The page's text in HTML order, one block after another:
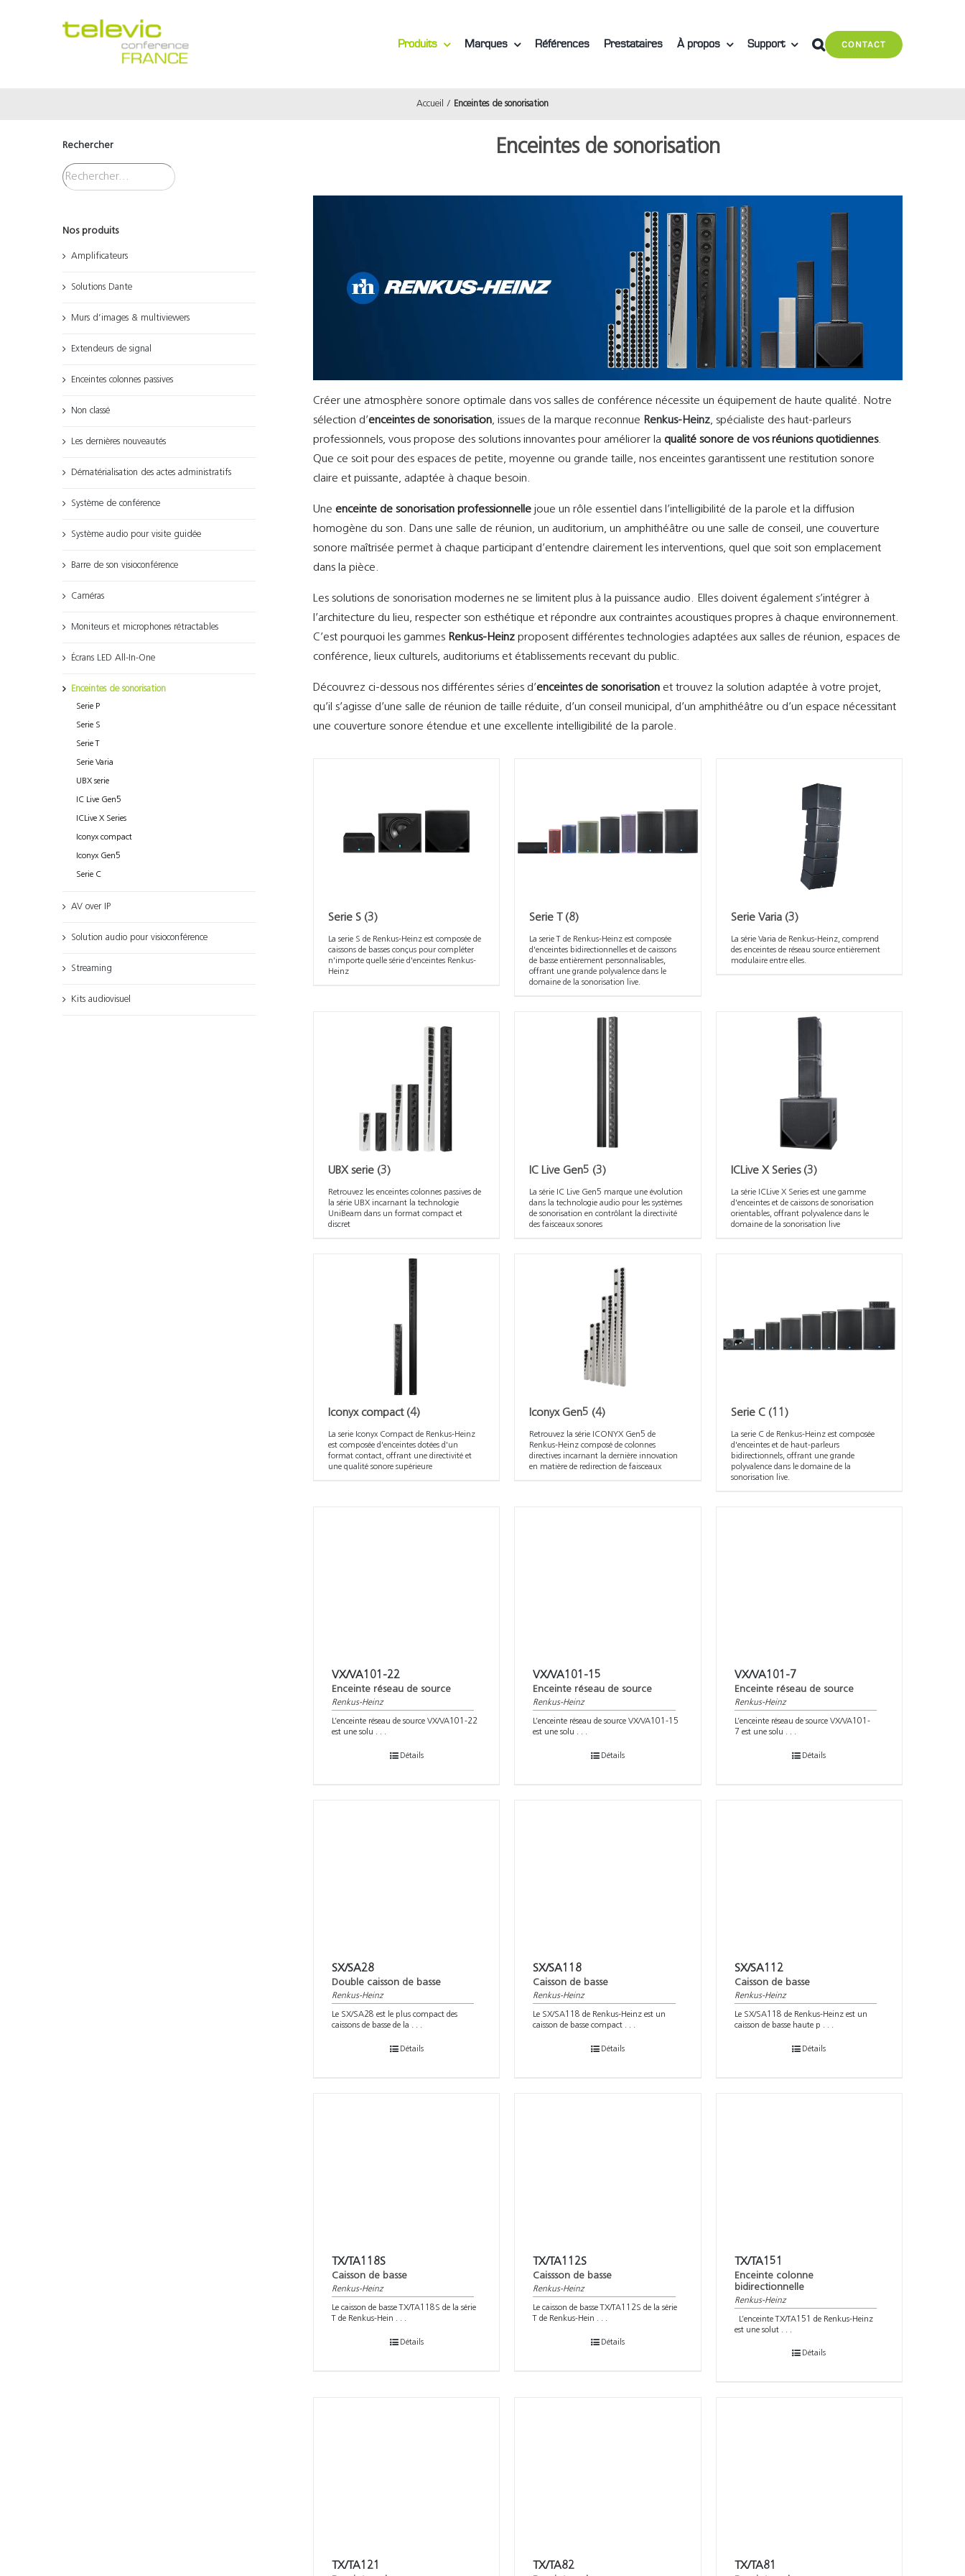
Produits Marques Références Prestataires À propos Support CONTACT
Accueil Enceintes de sonorisation
Enceintes de sonorisation
Créer une atmosphère sonore optimale dans vos salles de conférence nécessite un équipement de haute qualité. Notre
sélection d’enceintes de sonorisation, issues de la marque reconnue Renkus-Heinz, spécialiste des haut-parleurs
professionnels, vous propose des solutions innovantes pour améliorer la qualité sonore de vos réunions quotidiennes.
Que ce soit pour des espaces de petite, moyenne ou grande taille, nos enceintes garantissent une restitution sonore
claire et puissante, adaptée à chaque besoin.
Uneenceinte de sonorisation professionnelle joue un rôle essentiel dans l’intelligibilité de la parole et la diffusion
homogène du son. Dans une salle de réunion, un auditorium, un amphithéâtre ou une salle de conseil, une couverture
sonore maîtrisée permet à chaque participant d’entendre clairement les interventions, quel que soit son emplacement
dans la pièce.
Les solutions de sonorisation modernes ne se limitent plus à la puissance audio. Elles doivent également s’intégrer à
l’architecture du lieu, respecter son esthétique et répondre aux contraintes acoustiques propres à chaque environnement.
C’est pourquoi les gammes Renkus-Heinz proposent différentes technologies adaptées aux salles de réunion, espaces de
conférence, lieux culturels, auditoriums et établissements recevant du public.
Découvrez ci-dessous nos différentes séries d’enceintes de sonorisation et trouvez la solution adaptée à votre projet,
qu’il s’agisse d’une salle de réunion de taille réduite, d’un conseil municipal, d’un amphithéâtre ou d’un espace nécessitant
une couverture sonore étendue et une excellente intelligibilité de la parole.
Serie S (3)
La serie S de Renkus-Heinz est composée de
caissons de basses conçus pour compléter
n'importe quelle série d'enceintes Renkus-
Heinz
Serie T (8)
La serie T de Renkus-Heinz est composée
d'enceintes bidirectionnelles et de caissons
de basse entièrement personnalisables,
offrant une grande polyvalence dans le
domaine de la sonorisation live.
Serie Varia (3)
La série Varia de Renkus-Heinz, comprend
des enceintes de réseau source entièrement
modulaire entre elles.
UBX serie (3)
Retrouvez les enceintes colonnes passives de
la série UBX incarnant la technologie
UniBeam dans un format compact et
discret
IC Live Gen5 (3)
La série IC Live Gen5 marque une évolution
dans la technologie audio pour les systèmes
de sonorisation en contrôlant la directivité
des faisceaux sonores
ICLive X Series (3)
La série ICLive X Series est une gamme
d'enceintes et de caissons de sonorisation
orientables, offrant polyvalence dans le
domaine de la sonorisation live
Iconyx compact (4)
La serie Iconyx Compact de Renkus-Heinz
est composée d'enceintes dotées d'un
format contact, offrant une directivité et
une qualité sonore supérieure
Iconyx Gen5 (4)
Retrouvez la série ICONYX Gen5 de
Renkus-Heinz composé de colonnes
directives incarnant la dernière innovation
en matière de redirection de faisceaux
Serie C (11)
La serie C de Renkus-Heinz est composée
d'enceintes et de haut-parleurs
bidirectionnels, offrant une grande
polyvalence dans le domaine de la
sonorisation live.
VX/VA101-22
Enceinte réseau de source
Renkus-Heinz
L’enceinte réseau de source VX/VA101-22
est une solu . . .
Détails
VX/VA101-15
Enceinte réseau de source
Renkus-Heinz
L’enceinte réseau de source VX/VA101-15
est une solu . . .
Détails
VX/VA101-7
Enceinte réseau de source
Renkus-Heinz
L’enceinte réseau de source VX/VA101-
7 est une solu . . .
Détails
SX/SA28
Double caisson de basse
Renkus-Heinz
Le SX/SA28 est le plus compact des
caissons de basse de la . . .
Détails
SX/SA118
Caisson de basse
Renkus-Heinz
Le SX/SA118 de Renkus-Heinz est un
caisson de basse compact . . .
Détails
SX/SA112
Caisson de basse
Renkus-Heinz
Le SX/SA118 de Renkus-Heinz est un
caisson de basse haute p . . .
Détails
TX/TA118S
Caisson de basse
Renkus-Heinz
Le caisson de basse TX/TA118S de la série
T de Renkus-Hein . . .
Détails
TX/TA112S
Caissson de basse
Renkus-Heinz
Le caisson de basse TX/TA112S de la série
T de Renkus-Hein . . .
Détails
TX/TA151
Enceinte colonne
bidirectionnelle
Renkus-Heinz
L’enceinte TX/TA151 de Renkus-Heinz
est une solut . . .
Détails
TX/TA121 TX/TA82 TX/TA81
Rechercher
Nos produits
Amplificateurs
Solutions Dante
Murs d’images & multiviewers
Extendeurs de signal
Enceintes colonnes passives
Non classé
Les dernières nouveautés
Dématérialisation des actes administratifs
Système de conférence
Système audio pour visite guidée
Barre de son visioconférence
Caméras
Moniteurs et microphones rétractables
Écrans LED All-In-One
Enceintes de sonorisation
Serie P
Serie S
Serie T
Serie Varia
UBX serie
IC Live Gen5
ICLive X Series
Iconyx compact
Iconyx Gen5
Serie C
AV over IP
Solution audio pour visioconférence
Streaming
Kits audiovisuel